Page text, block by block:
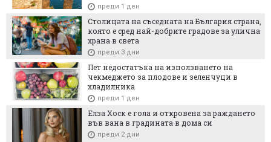
преди 1 ден
Столицата на съседната на България страна,
която е сред най-добрите градове за улична
храна в света
преди 3 дни
Пет недостатъка на използването на
чекмеджето за плодове и зеленчуци в
хладилника
преди 1 ден
Елза Хоск е гола и откровена за раждането
във вана в градината в дома си
преди 2 дни